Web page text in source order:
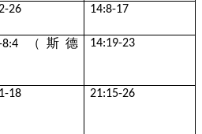
26 14:8-17
8:4
（斯德
14:19-23
18 21:15-26